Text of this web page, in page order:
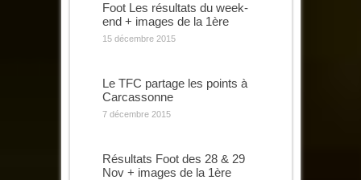
Foot Les résultats du week-
end + images de la 1ère
15 décembre 2015
Le TFC partage les points à
Carcassonne
7 décembre 2015
Résultats Foot des 28 & 29
Nov + images de la 1ère